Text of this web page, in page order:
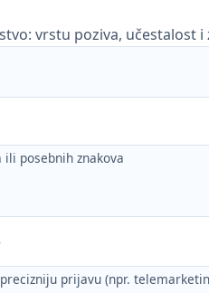
vrstu poziva, učestalost
posebnih znakova
prijavu (npr.